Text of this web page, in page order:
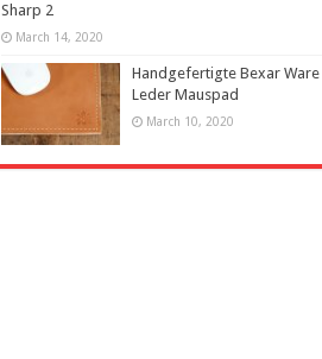
Sharp 2
March 14, 2020
Handgefertigte Bexar Ware
Leder Mauspad
March 10, 2020